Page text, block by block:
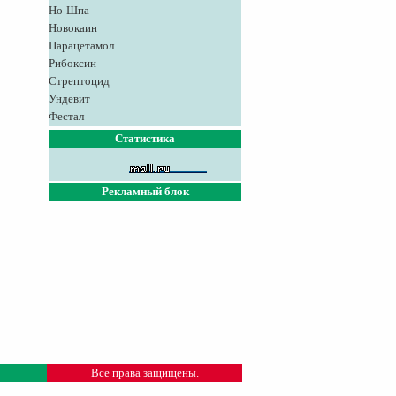
Но-Шпа
Новокаин
Парацетамол
Рибоксин
Стрептоцид
Ундевит
Фестал
Статистика
Рекламный блок
Все права защищены.